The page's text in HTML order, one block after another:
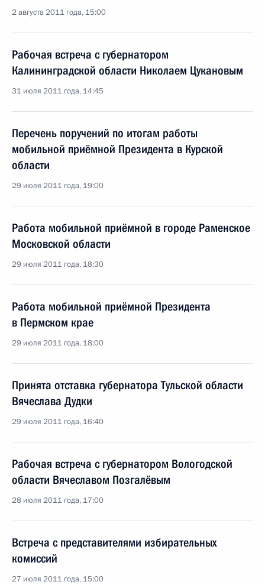
2 августа 2011 года, 15:00
Рабочая встреча с губернатором
Калининградской области Николаем Цукановым
31 июля 2011 года, 14:45
Перечень поручений по итогам работы
мобильной приёмной Президента в Курской
области
29 июля 2011 года, 19:00
Работа мобильной приёмной в городе Раменское
Московской области
29 июля 2011 года, 18:30
Работа мобильной приёмной Президента
в Пермском крае
29 июля 2011 года, 18:00
Принята отставка губернатора Тульской области
Вячеслава Дудки
29 июля 2011 года, 16:40
Рабочая встреча с губернатором Вологодской
области Вячеславом Позгалёвым
28 июля 2011 года, 17:00
Встреча с представителями избирательных
комиссий
27 июля 2011 года, 15:00